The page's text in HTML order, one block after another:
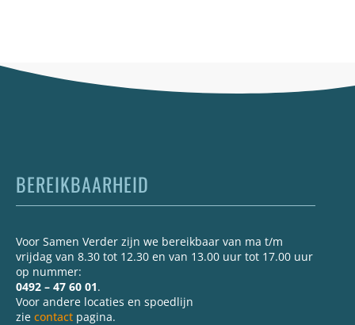
BEREIKBAARHEID
Voor Samen Verder zijn we bereikbaar van ma t/m
vrijdag van 8.30 tot 12.30 en van 13.00 uur tot 17.00 uur
op nummer:
0492 – 47 60 01.
Voor andere locaties en spoedlijn
zie contact pagina.